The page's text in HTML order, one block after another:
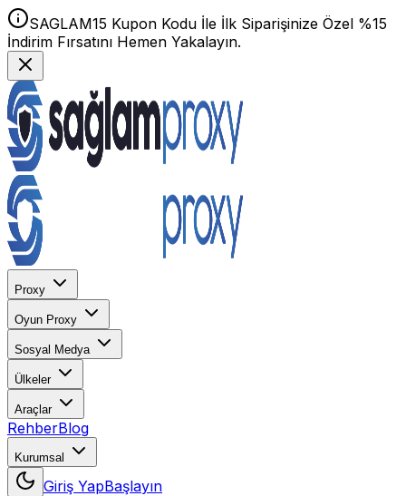
SAGLAM15 Kupon Kodu İle İlk Siparişinize Özel %15
İndirim Fırsatını Hemen Yakalayın.
Proxy
Oyun Proxy
Sosyal Medya
Ülkeler
Araçlar
RehberBlog
Kurumsal
Giriş YapBaşlayın